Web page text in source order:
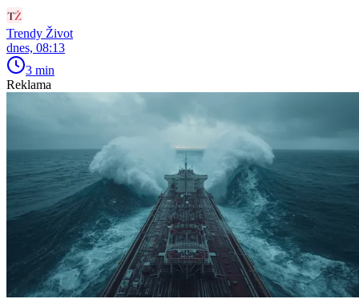
Trendy Život
dnes, 08:13
3 min
Reklama